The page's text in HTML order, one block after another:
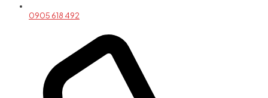
0905 618 492